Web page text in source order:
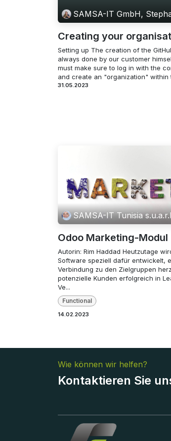
SAMSA-IT GmbH,
Creating your
Setting up The creation of the
always done by our customer
must make sure to log in with the
and create an "organization" within
31.05.2023
SAMSA-IT Tunisia
Odoo Marketing-Modul
Autorin: Rim Haddad Heutzutage
Software speziell dafür entwickelt,
Verbindung zu den Zielgruppen
potenzielle Kunden erfolgreich in
Ve...
Functional
14.02.2023
Wie können wir helfen?
Kontaktieren Sie